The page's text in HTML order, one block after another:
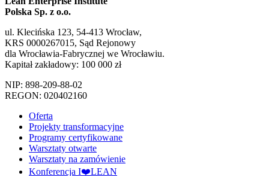
Polska Sp. z o.o.
ul. Klecińska 123, 54-413 Wrocław,
KRS 0000267015, Sąd Rejonowy
dla Wrocławia-Fabrycznej we Wrocławiu.
Kapitał zakładowy: 100 000 zł
NIP: 898-209-88-02
REGON: 020402160
Oferta
Projekty transformacyjne
Programy certyfikowane
Warsztaty otwarte
Warsztaty na zamówienie
Konferencja I❤️LEAN